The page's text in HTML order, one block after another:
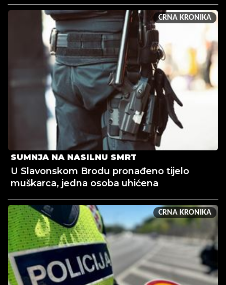
CRNA KRONIKA
SUMNJA NA NASILNU SMRT
U Slavonskom Brodu pronađeno tijelo
muškarca, jedna osoba uhićena
CRNA KRONIKA